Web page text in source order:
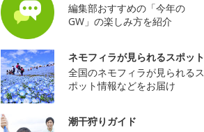
編集部おすすめの「今年の
GW」の楽しみ方を紹介
ネモフィラが見られるスポット
全国のネモフィラが見られるス
ポット情報などをお届け
潮干狩りガイド